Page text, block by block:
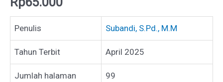
Penulis Subandi, S.Pd., M.M
Tahun Terbit April 2025
Jumlah halaman 99